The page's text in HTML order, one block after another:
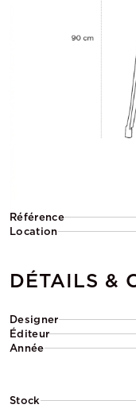
Référence
Location
DÉTAILS &
Designer
Éditeur
Année
Stock